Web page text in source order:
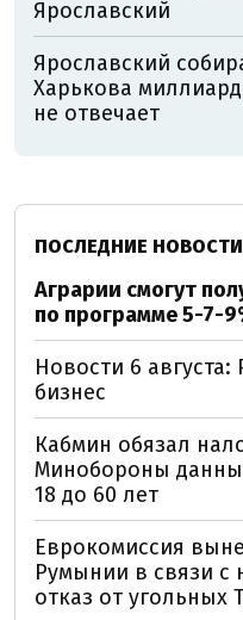
Ярославский
Ярославский
Харькова
не отвечает
ПОСЛЕДНИЕ НОВОСТИ
Аграрии смогут
по программе 5-7-
Новости 6
бизнес
Кабмин обязал
Минобороны
18 до 60 лет
Еврокомиссия
Румынии в связи с
отказ от угольных